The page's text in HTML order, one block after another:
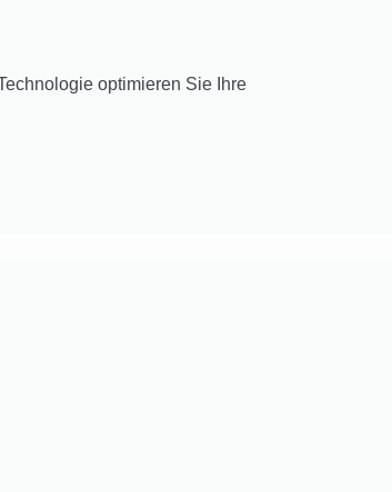
optimieren Sie Ihre